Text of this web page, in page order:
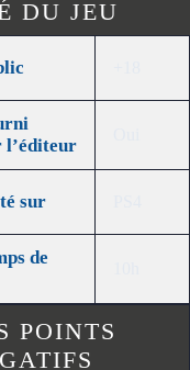
DU JEU
l’éditeur
sur
de
POINTS